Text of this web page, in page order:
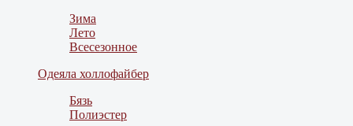
Зима
Лето
Всесезонное
Одеяла холлофайбер
Бязь
Полиэстер